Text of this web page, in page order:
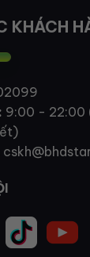
KHÁCH
9:00 - 22:00